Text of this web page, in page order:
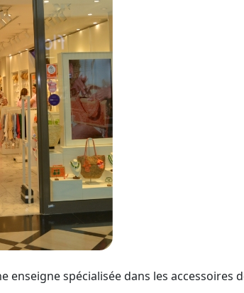
enseigne spécialisée dans les